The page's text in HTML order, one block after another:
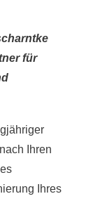
für
Ihren
Ihres